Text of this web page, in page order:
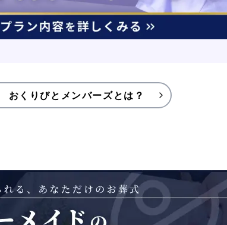
おくりびとメンバーズとは？